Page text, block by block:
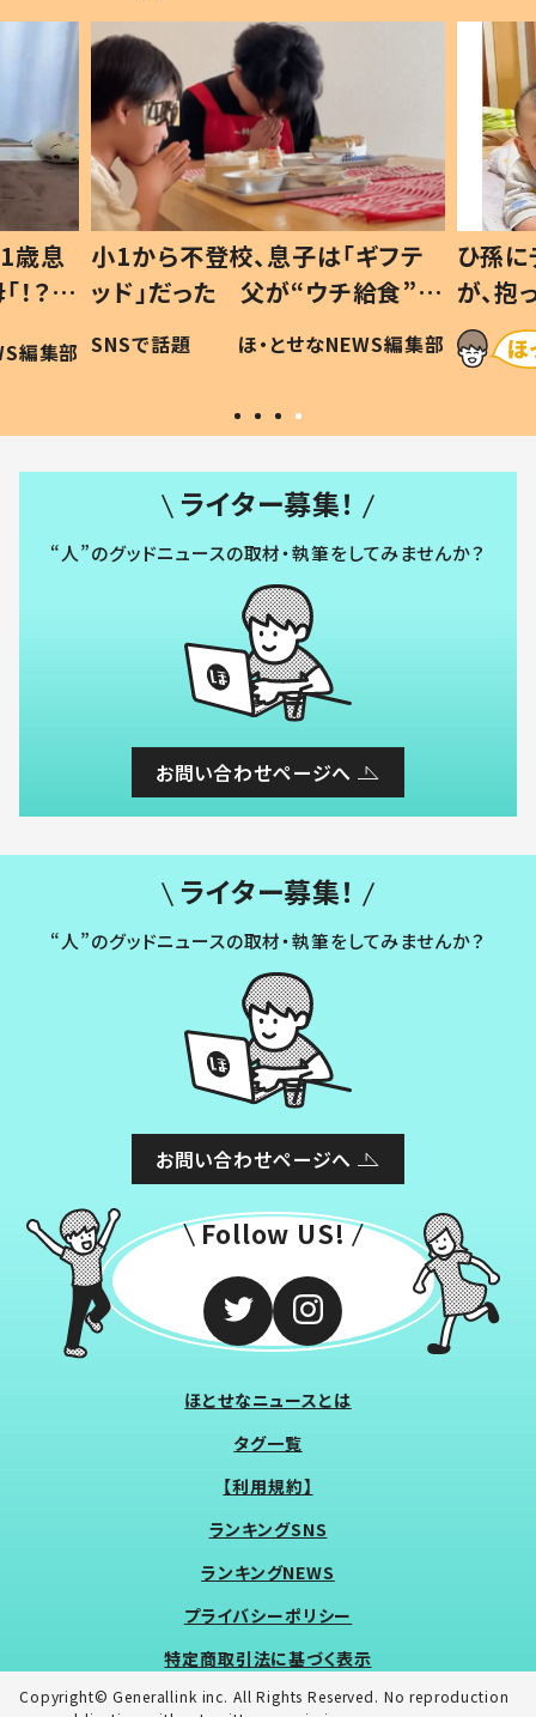
歳息
？」
編集部
小1から不登校、息子は「ギフテ
ッド」だった 父が“ウチ給食”を
作り続ける理由とは #令和の親
#令和の子
SNSで話題 ほ・とせなNEWS編集部
ひ孫
が、
「涙が
い」
ライター募集！
“人”のグッドニュースの取材・執筆をしてみませんか？
お問い合わせページへ
ライター募集！
“人”のグッドニュースの取材・執筆をしてみませんか？
お問い合わせページへ
Follow US!
ほとせなニュースとは
タグ一覧
【利用規約】
ランキングSNS
ランキングNEWS
プライバシーポリシー
特定商取引法に基づく表示
Copyright© Generallink inc. All Rights Reserved. No reproduction